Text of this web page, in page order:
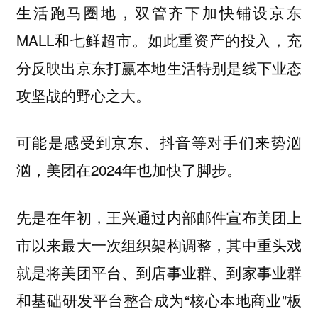
生活跑马圈地，双管齐下加快铺设京东
MALL和七鲜超市。如此重资产的投入，充
分反映出京东打赢本地生活特别是线下业态
攻坚战的野心之大。
可能是感受到京东、抖音等对手们来势汹
汹，美团在2024年也加快了脚步。
先是在年初，王兴通过内部邮件宣布美团上
市以来最大一次组织架构调整，其中重头戏
就是将美团平台、到店事业群、到家事业群
和基础研发平台整合成为“核心本地商业”板